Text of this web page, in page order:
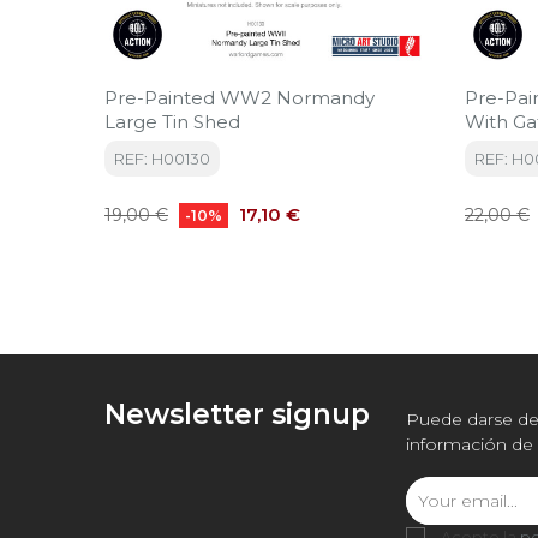
Pre-Painted WW2 Normandy
Large Tin Shed
REF: H00130
Precio
19,00 € -10% Precio
17,10 €
Pre-
With
REF:
Precio
22,00 €
Newsletter signup
Puede darse
información de